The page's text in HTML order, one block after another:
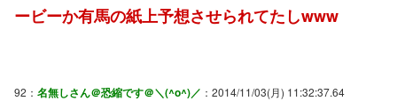
ービーか有馬の紙上予想させられてたしwww
92： 名無しさん＠恐縮です＠＼(^o^)／ ：2014/11/03(月) 11:32:37.64